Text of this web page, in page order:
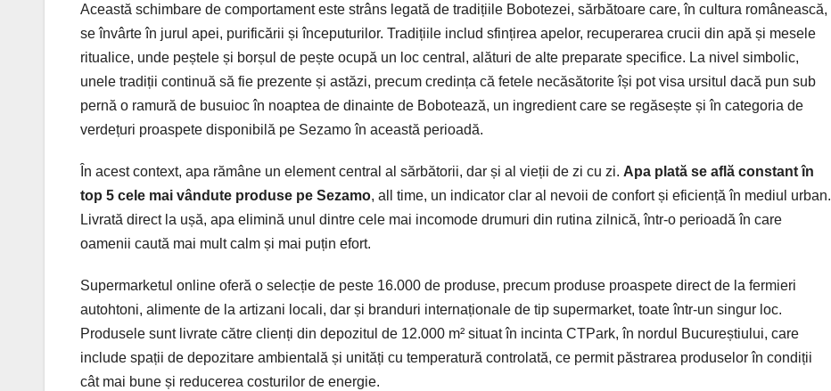
Această schimbare de comportament este strâns legată de tradițiile Bobotezei, sărbătoare care, în cultura românească,
se învârte în jurul apei, purificării și începuturilor. Tradițiile includ sfințirea apelor, recuperarea crucii din apă și mesele
ritualice, unde peștele și borșul de pește ocupă un loc central, alături de alte preparate specifice. La nivel simbolic,
unele tradiții continuă să fie prezente și astăzi, precum credința că fetele necăsătorite își pot visa ursitul dacă pun sub
pernă o ramură de busuioc în noaptea de dinainte de Bobotează, un ingredient care se regăsește și în categoria de
verdețuri proaspete disponibilă pe Sezamo în această perioadă.
În acest context, apa rămâne un element central al sărbătorii, dar și al vieții de zi cu zi. Apa plată se află constant în
top 5 cele mai vândute produse pe Sezamo, all time, un indicator clar al nevoii de confort și eficiență în mediul urban.
Livrată direct la ușă, apa elimină unul dintre cele mai incomode drumuri din rutina zilnică, într-o perioadă în care
oamenii caută mai mult calm și mai puțin efort.
Supermarketul online oferă o selecție de peste 16.000 de produse, precum produse proaspete direct de la fermieri
autohtoni, alimente de la artizani locali, dar și branduri internaționale de tip supermarket, toate într-un singur loc.
Produsele sunt livrate către clienți din depozitul de 12.000 m² situat în incinta CTPark, în nordul Bucureștiului, care
include spații de depozitare ambientală și unități cu temperatură controlată, ce permit păstrarea produselor în condiții
cât mai bune și reducerea costurilor de energie.